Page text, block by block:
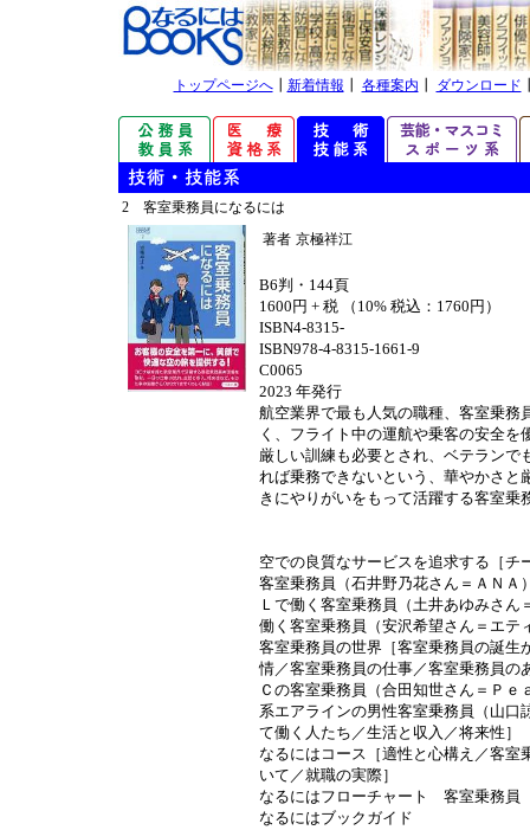
トップページへ┃ 新着情報 各種案内 ダウンロード
2 客室乗務員になるには
著者 京極祥江
B6判・144頁
1600円 + 税 （10% 税込：1760円）
ISBN4-8315-
ISBN978-4-8315-1661-9
C0065
2023 年発行
航空業界で最も人気の職種、客室乗務
く、フライト中の運航や乗客の安全
厳しい訓練も必要とされ、ベテランで
れば乗務できないという、華やかさと
きにやりがいをもって活躍する客室乗
空での良質なサービスを追求する［チ
客室乗務員（石井野乃花さん＝ＡＮＡ
Ｌで働く客室乗務員（土井あゆみさ
働く客室乗務員（安沢希望さん＝エテ
客室乗務員の世界［客室乗務員の誕生
情／客室乗務員の仕事／客室乗務員の
Ｃの客室乗務員（合田知世さん＝Ｐｅ
系エアラインの男性客室乗務員（山口
て働く人たち／生活と収入／将来性］
なるにはコース［適性と心構え／客室
いて／就職の実際］
なるにはフローチャート 客室乗務員
なるにはブックガイド